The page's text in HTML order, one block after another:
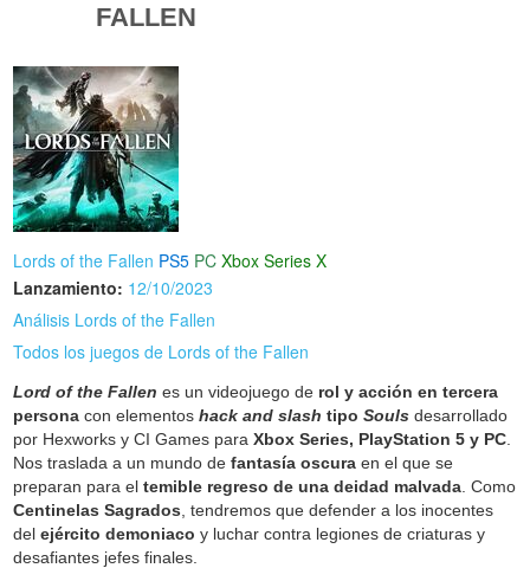
FALLEN
Lords of the Fallen PS5 PC Xbox Series X
Lanzamiento: 12/10/2023
Análisis Lords of the Fallen
Todos los juegos de Lords of the Fallen
Lord of the Fallen es un videojuego de rol y acción en tercera
persona con elementoshack and slash tipoSouls desarrollado
por Hexworks y CI Games paraXbox Series, PlayStation 5 y PC
Nos traslada a un mundo defantasía oscura en el que se
preparan para eltemible regreso de una deidad malvada . Como
Centinelas Sagrados , tendremos que defender a los inocentes
delejército demoniaco y luchar contra legiones de criaturas y
desafiantes jefes finales.